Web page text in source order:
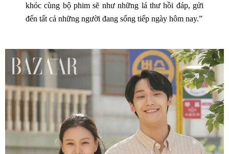
khóc cùng bộ phim sẽ như những lá thư hồi đáp, gửi
đến tất cả những người đang sống tiếp ngày hôm nay.”